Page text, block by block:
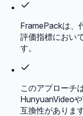
FramePackは、
評価指標におい
す。
このアプローチ
HunyuanVideo
互換性があります